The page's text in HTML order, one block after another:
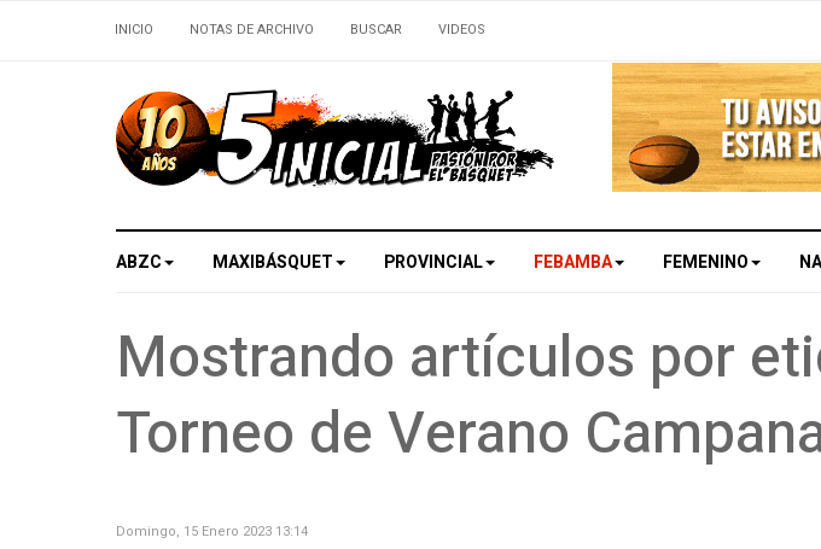
INICIO NOTAS DE ARCHIVO BUSCAR VIDEOS
ABZC MAXIBÁSQUET PROVINCIAL FEBAMBA FEMENINO
Mostrando artículos por
Torneo de Verano
Domingo, 15 Enero 2023 13:14